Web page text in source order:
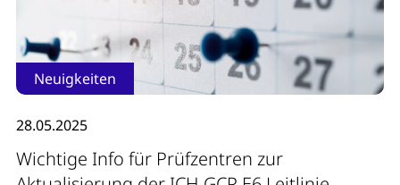
Neuigkeiten
28.05.2025
Wichtige Info für Prüfzentren zur